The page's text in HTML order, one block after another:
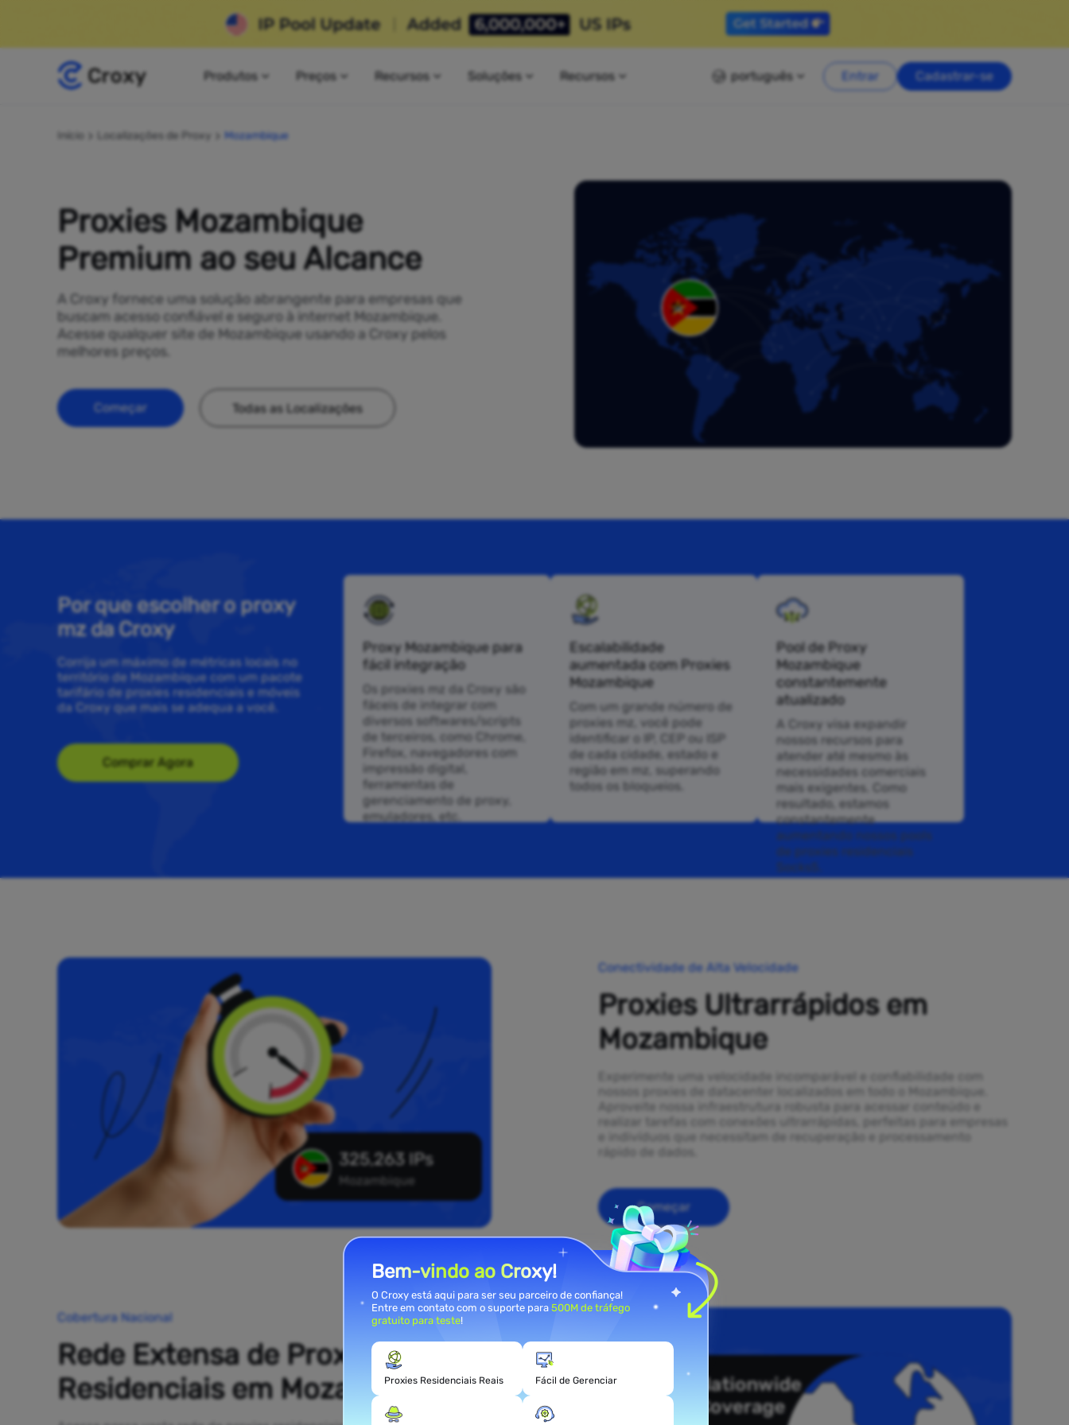
Produtos Preços Recursos Soluções Recursos português Entrar Cadastrar-se
Início Localizações de Proxy Mozambique
Proxies Mozambique
Premium ao seu Alcance
A Croxy fornece uma solução abrangente para empresas que
buscam acesso confiável e seguro à internet Mozambique.
Acesse qualquer site de Mozambique usando a Croxy pelos
melhores preços.
Começar Todas as Localizações
Por que escolher o proxy
mz da Croxy
Corrija um máximo de métricas locais no
território de Mozambique com um pacote
tarifário de proxies residenciais e móveis
da Croxy que mais se adequa a você.
Comprar Agora
Proxy Mozambique para
fácil integração
Os proxies mz da Croxy são
fáceis de integrar com
diversos softwares/scripts
de terceiros, como Chrome,
Firefox, navegadores com
impressão digital,
ferramentas de
gerenciamento de proxy,
emuladores, etc.
Escalabilidade
aumentada com Proxies
Mozambique
Com um grande número de
proxies mz, você pode
identificar o IP, CEP ou ISP
de cada cidade, estado e
região em mz, superando
todos os bloqueios.
Pool de Proxy
Mozambique
constantemente
atualizado
A Croxy visa expandir
nossos recursos para
atender até mesmo às
necessidades comerciais
mais exigentes. Como
resultado, estamos
constantemente
aumentando nossos pools
de proxies residenciais
Socks5.
325,263 IPs
Mozambique
Conectividade de Alta Velocidade
Proxies Ultrarrápidos em
Mozambique
Experimente uma velocidade incomparável e confiabilidade com
nossos proxies de datacenter localizados em todo o Mozambique.
Aproveite nossa infraestrutura robusta para acessar conteúdo e
realizar tarefas com conexões ultrarrápidas, perfeitas para empresas
e indivíduos que necessitam de recuperação e processamento
rápido de dados.
Começar
Cobertura Nacional
Rede Extensa de Proxies
Residenciais em Mozambique
Bem-vindo ao Croxy!
O Croxy está aqui para ser seu parceiro de confiança!
Entre em contato com o suporte para 500M de tráfego
gratuito para teste!
Proxies Residenciais Reais Fácil de Gerenciar